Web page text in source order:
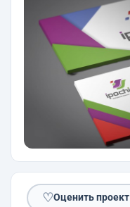
♡Оценить проект